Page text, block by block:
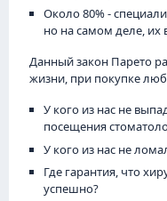
Около 80% -
но на самом деле, их
Данный закон Парето
жизни, при покупке
У кого из нас не
посещения
У кого из нас не
Где гарантия, что
успешно?